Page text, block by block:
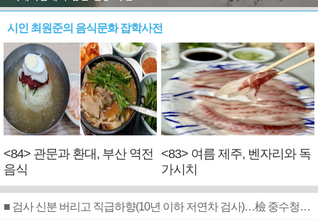
시인 최원준의 음식문화 잡학사전
<84> 관문과 환대, 부산 역전
음식
<83> 여름 제주, 벤자리와 독
가시치
■ 검사 신분 버리고 직급하향(10년 이하 저연차 검사)…檢 중수청행 기피